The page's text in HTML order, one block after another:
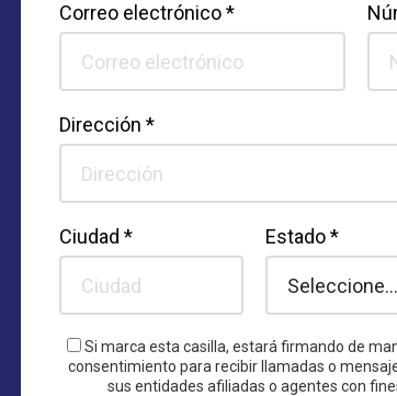
Correo electrónico *
Dirección *
Ciudad * Estado *
Si marca esta casilla, estará firmando de
consentimiento para recibir llamadas o
sus entidades afiliadas o agentes con